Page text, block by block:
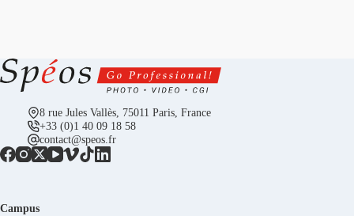
8 rue Jules Vallès, 75011 Paris, France
+33 (0)1 40 09 18 58
contact@speos.fr
Campus